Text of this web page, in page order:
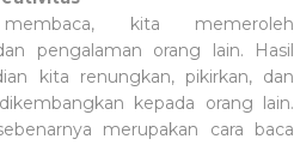
kita memeroleh
pengalaman orang lain. Hasil
kita renungkan, pikirkan, dan
kepada orang lain.
merupakan cara baca